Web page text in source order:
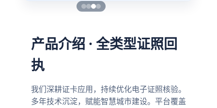
产品介绍 · 全类型证照回
执
我们深耕证卡应用，持续优化电子证照核验。
多年技术沉淀，赋能智慧城市建设。平台覆盖